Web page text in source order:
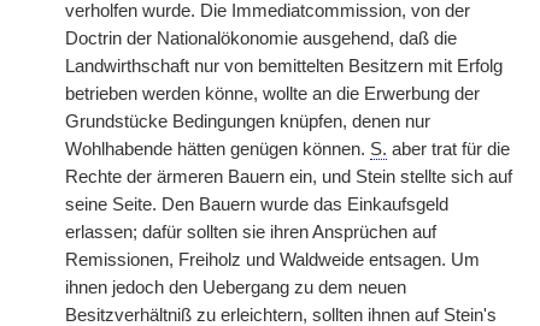
verholfen wurde. Die Immediatcommission, von der
Doctrin der Nationalökonomie ausgehend, daß die
Landwirthschaft nur von bemittelten Besitzern mit Erfolg
betrieben werden könne, wollte an die Erwerbung der
Grundstücke Bedingungen knüpfen, denen nur
Wohlhabende hätten genügen können. S. aber trat für die
Rechte der ärmeren Bauern ein, und Stein stellte sich auf
seine Seite. Den Bauern wurde das Einkaufsgeld
erlassen; dafür sollten sie ihren Ansprüchen auf
Remissionen, Freiholz und Waldweide entsagen. Um
ihnen jedoch den Uebergang zu dem neuen
Besitzverhältniß zu erleichtern, sollten ihnen auf Stein's